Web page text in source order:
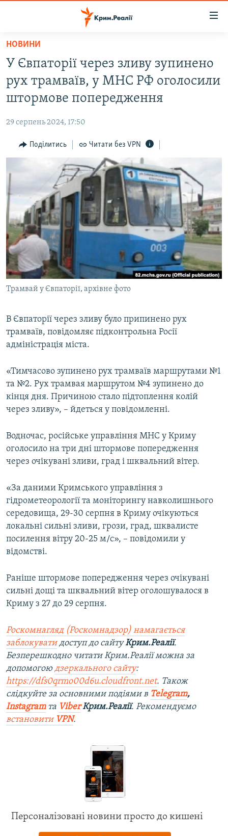
Перейти
основного
матеріалу
Перейти
до
основної
навігації
Перейти
до
ВІДЕО ТА ФОТО
БЛОГИ
ПОГЛЯД
ВСЕ ЗА ДЕНЬ
СПЕЦПРОЕКТИ
ДЕПОРТАЦІЯ
ВІДЕОУРОКИ «ELIFBE»
СВІДЧЕННЯ ОКУПАЦІЇ
УКРАЇНСЬКА ПРОБЛЕМА КРИМУ
ІНФОГРАФІКА
ЯК ОБІЙТИ БЛОКУВАННЯ
Русский
Qırımtatar
ДОЛУЧАЙСЯ!
Усі сайти RFE/RL
НОВИНИ
У Євпаторії через зливу зупинено
рух трамваїв, у МНС РФ оголосили
штормове попередження
29 серпень 2024, 17:50
Поділитись Читати без VPN
Трамвай у Євпаторії, архівне фото
В Євпаторії через зливу було припинено рух
трамваїв, повідомляє підконтрольна Росії
адміністрація міста.
«Тимчасово зупинено рух трамваїв маршрутами №1
та №2. Рух трамвая маршрутом №4 зупинено до
кінця дня. Причиною стало підтоплення колій
через зливу», – йдеться у повідомленні.
Водночас, російське управління МНС у Криму
оголосило на три дні штормове попередження
через очікувані зливи, град і шквальний вітер.
«За даними Кримського управління з
гідрометеорології та моніторингу навколишнього
середовища, 29-30 серпня в Криму очікуються
локальні сильні зливи, грози, град, шквалисте
посилення вітру 20-25 м/с», – повідомили у
відомстві.
Раніше штормове попередження через очікувані
сильні дощі та шквальний вітер оголошувалося в
Криму з 27 до 29 серпня.
Роскомнагляд (Роскомнадзор) намагається
заблокуватидоступ до сайтуКрим.Реалії.
Безперешкодно читати Крим.Реалії можна за
допомогою дзеркального сайту:
https://dfs0qrmo00d6u.cloudfront.net. Також
слідкуйте за основними подіями в Telegram,
Instagramта ViberКрим.Реалії. Рекомендуємо
встановити VPN.
Персоналізовані новини просто до кишені